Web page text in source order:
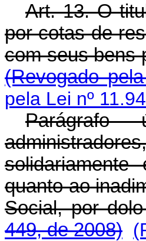
Art. 13. O
por cotas de
com seus bens
(Revogado
pela Lei nº
Parágrafo
quanto ao
Social, por
449, de 2008)